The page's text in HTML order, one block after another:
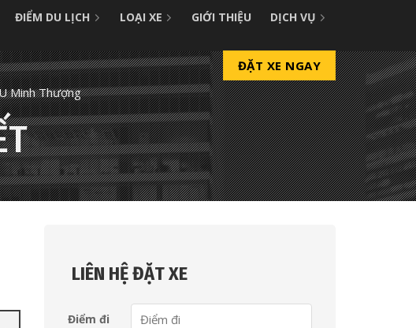
ĐIỂM DU LỊCH LOẠI XE GIỚI THIỆU DỊCH VỤ
ĐẶT XE NGAY
Minh Thượng
LIÊN HỆ ĐẶT XE
Điểm đi